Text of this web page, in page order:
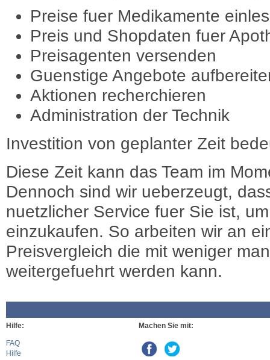
Preise fuer Medikamente
Preis und Shopdaten fuer
Preisagenten versenden
Guenstige Angebote
Aktionen recherchieren
Administration der Technik
Investition von geplanter Zeit
Diese Zeit kann das Team im
Dennoch sind wir ueberzeugt,
nuetzlicher Service fuer Sie ist,
einzukaufen. So arbeiten wir an
Preisvergleich die mit weniger
weitergefuehrt werden kann.
Hilfe:
FAQ
Hilfe
Machen Sie mit: